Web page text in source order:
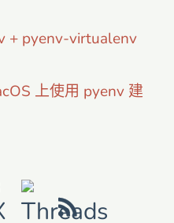
+ pyenv-virtualenv
上使用 pyenv 建